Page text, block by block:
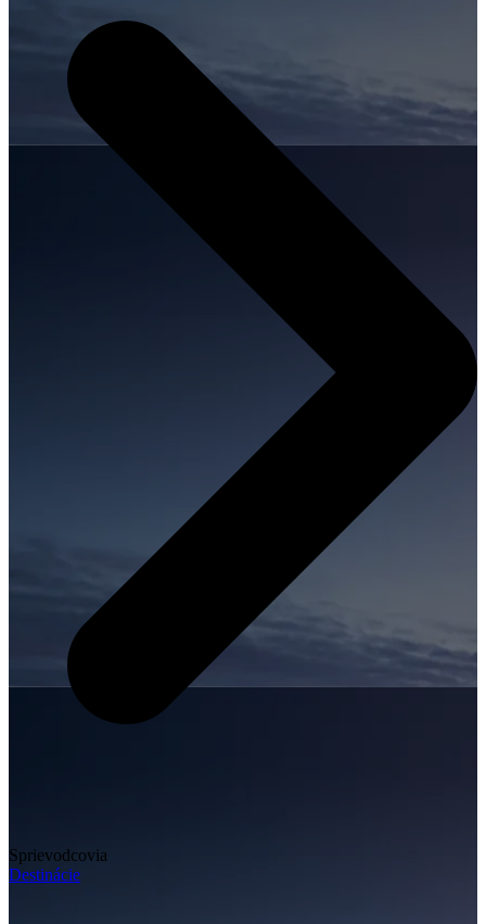
Sprievodcovia
Destinácie